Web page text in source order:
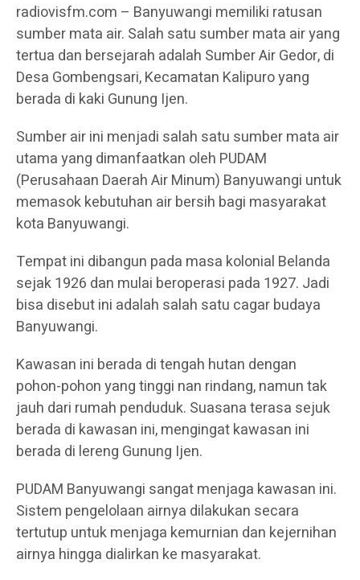
radiovisfm.com – Banyuwangi memiliki ratusan
sumber mata air. Salah satu sumber mata air yang
tertua dan bersejarah adalah Sumber Air Gedor, di
Desa Gombengsari, Kecamatan Kalipuro yang
berada di kaki Gunung Ijen.
Sumber air ini menjadi salah satu sumber mata air
utama yang dimanfaatkan oleh PUDAM
(Perusahaan Daerah Air Minum) Banyuwangi untuk
memasok kebutuhan air bersih bagi masyarakat
kota Banyuwangi.
Tempat ini dibangun pada masa kolonial Belanda
sejak 1926 dan mulai beroperasi pada 1927. Jadi
bisa disebut ini adalah salah satu cagar budaya
Banyuwangi.
Kawasan ini berada di tengah hutan dengan
pohon-pohon yang tinggi nan rindang, namun tak
jauh dari rumah penduduk. Suasana terasa sejuk
berada di kawasan ini, mengingat kawasan ini
berada di lereng Gunung Ijen.
PUDAM Banyuwangi sangat menjaga kawasan ini.
Sistem pengelolaan airnya dilakukan secara
tertutup untuk menjaga kemurnian dan kejernihan
airnya hingga dialirkan ke masyarakat.